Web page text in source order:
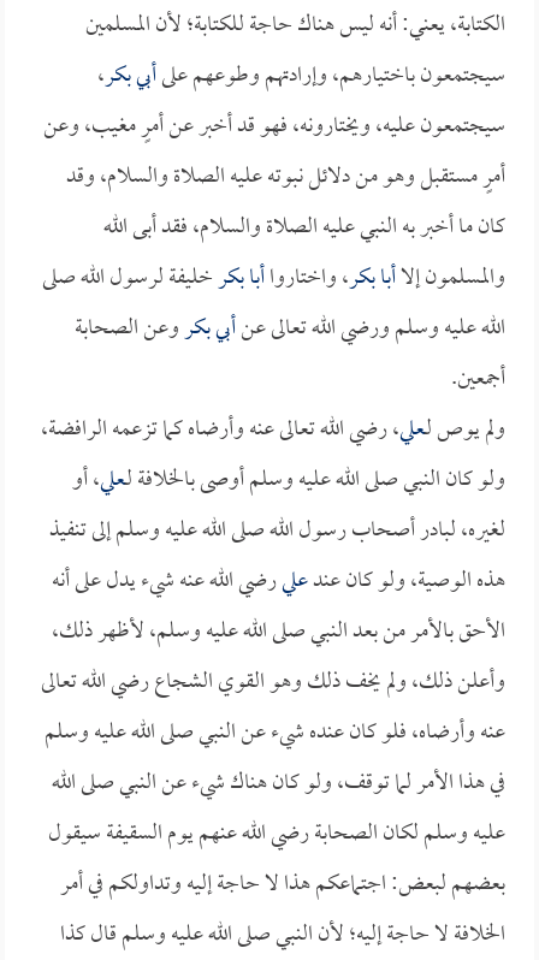
الكتابة، يعني: أنه ليس هناك حاجة للكتابة؛ لأن المسلمين
سيجتمعون باختيارهم، وإرادتهم وطوعهم علىأبي بكر،
سيجتمعون عليه، ويختارونه، فهو قد أخبر عن أمرٍ مغيب، وعن
أمرٍ مستقبل وهو من دلائل نبوته عليه الصلاة والسلام، وقد
كان ما أخبر به النبي عليه الصلاة والسلام، فقد أبى الله
والمسلمون إلاأبا بكر، واختارواأبا بكرخليفة لرسول الله صلى
الله عليه وسلم ورضي الله تعالى عنأبي بكروعن الصحابة
أجمعين.
ولم يوص لـعلي، رضي الله تعالى عنه وأرضاه كما تزعمه الرافضة،
ولو كان النبي صلى الله عليه وسلم أوصى بالخلافة لـعلي، أو
لغيره، لبادر أصحاب رسول الله صلى الله عليه وسلم إلى تنفيذ
هذه الوصية، ولو كان عندعليرضي الله عنه شيء يدل على أنه
الأحق بالأمر من بعد النبي صلى الله عليه وسلم، لأظهر ذلك،
وأعلن ذلك، ولم يخف ذلك وهو القوي الشجاع رضي الله تعالى
عنه وأرضاه، فلو كان عنده شيء عن النبي صلى الله عليه وسلم
في هذا الأمر لما توقف، ولو كان هناك شيء عن النبي صلى الله
عليه وسلم لكان الصحابة رضي الله عنهم يوم السقيفة سيقول
بعضهم لبعض: اجتماعكم هذا لا حاجة إليه وتداولكم في أمر
الخلافة لا حاجة إليه؛ لأن النبي صلى الله عليه وسلم قال كذا